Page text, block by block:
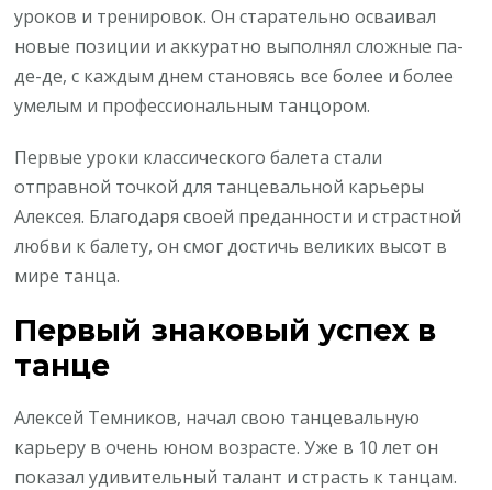
уроков и тренировок. Он старательно осваивал
новые позиции и аккуратно выполнял сложные па-
де-де, с каждым днем становясь все более и более
умелым и профессиональным танцором.
Первые уроки классического балета стали
отправной точкой для танцевальной карьеры
Алексея. Благодаря своей преданности и страстной
любви к балету, он смог достичь великих высот в
мире танца.
Первый знаковый успех в
танце
Алексей Темников, начал свою танцевальную
карьеру в очень юном возрасте. Уже в 10 лет он
показал удивительный талант и страсть к танцам.